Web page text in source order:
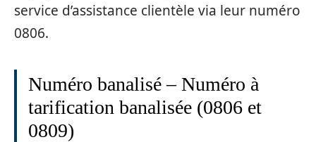
service d’assistance clientèle via leur numéro
0806.
Numéro banalisé – Numéro à
tarification banalisée (0806 et
0809)